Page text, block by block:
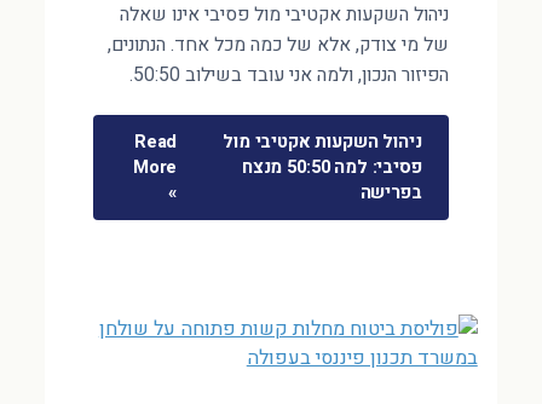
ניהול השקעות אקטיבי מול פסיבי אינו שאלה
של מי צודק, אלא של כמה מכל אחד. הנתונים,
הפיזור הנכון, ולמה אני עובד בשילוב 50:50.
ניהול השקעות אקטיבי מול
פסיבי: למה 50:50 מנצח
בפרישה
Read
More
»